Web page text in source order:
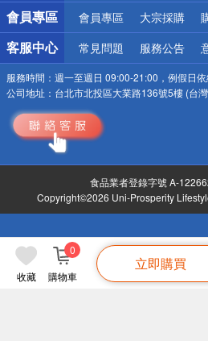
收藏 購物車
0
立即購買
會員專區 會員專區 大宗採購
客服中心 常見問題 服務公告
服務時間： 週一至週日 09:00-21:00，例假日
公司地址： 台北市北投區大業路136號5樓 (台
食品業者登錄字號 A-
Copyright©2026 Uni-Prosperity